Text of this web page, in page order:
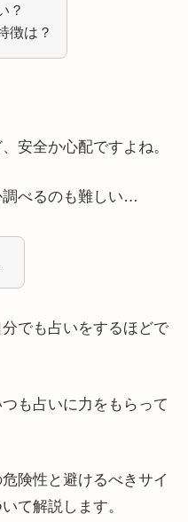
？
徴は？
安全か心配ですよね。
調べるのも難しい…
でも占いをするほどで
も占いに力をもらって
険性と避けるべきサイ
て解説します。